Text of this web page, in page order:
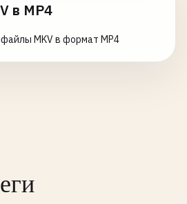
в MP4
MKV в формат MP4